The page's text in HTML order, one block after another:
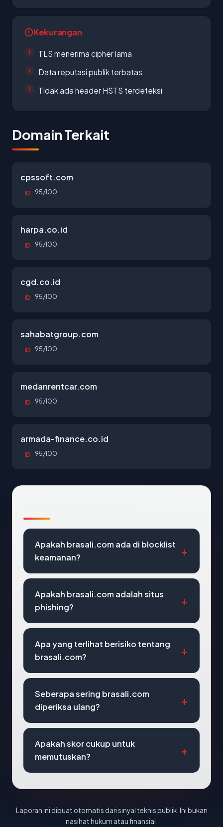
Kekurangan
TLS menerima cipher lama
Data reputasi publik terbatas
Tidak ada header HSTS terdeteksi
Domain Terkait
cpssoft.com
ID 95/100
harpa.co.id
ID 95/100
cgd.co.id
ID 95/100
sahabatgroup.com
ID 95/100
medanrentcar.com
ID 95/100
armada-finance.co.id
ID 95/100
Apakah brasali.com ada di blocklist
keamanan?
Apakah brasali.com adalah situs
phishing?
Apa yang terlihat berisiko tentang
brasali.com?
Seberapa sering brasali.com
diperiksa ulang?
Apakah skor cukup untuk
memutuskan?
Laporan ini dibuat otomatis dari sinyal teknis publik. Ini bukan
nasihat hukum atau finansial.